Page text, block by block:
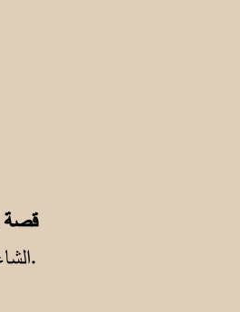
قصة
الشاعر قصيدة حوار ونشرها يوم الخميس 15 مارس 2001، قبل أن تعلن المحكمة قرارها حول الجزيرة بيوم واحد.